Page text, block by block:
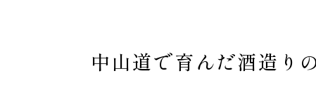
中山道で育んだ酒造り